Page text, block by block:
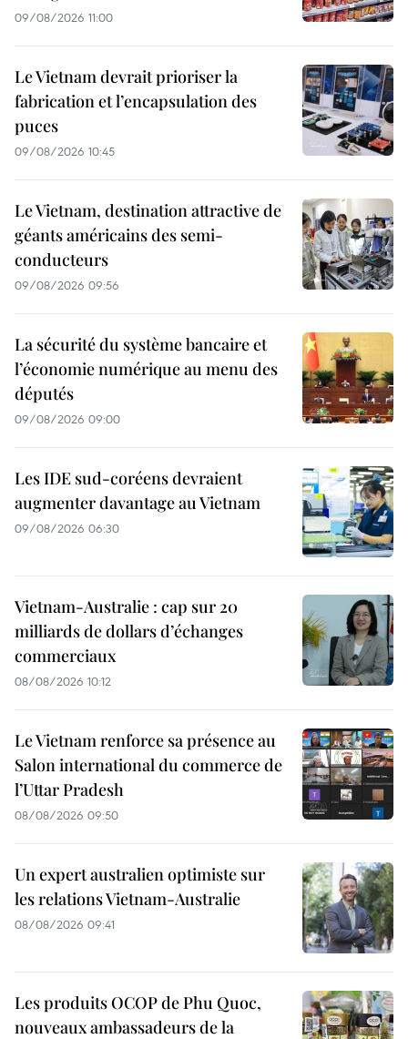
09/08/2026 11:00
Le Vietnam devrait prioriser la
fabrication et l’encapsulation des
puces
09/08/2026 10:45
Le Vietnam, destination attractive de
géants américains des semi-
conducteurs
09/08/2026 09:56
La sécurité du système bancaire et
l’économie numérique au menu des
députés
09/08/2026 09:00
Les IDE sud-coréens devraient
augmenter davantage au Vietnam
09/08/2026 06:30
Vietnam-Australie : cap sur 20
milliards de dollars d’échanges
commerciaux
08/08/2026 10:12
Le Vietnam renforce sa présence au
Salon international du commerce de
l’Uttar Pradesh
08/08/2026 09:50
Un expert australien optimiste sur
les relations Vietnam-Australie
08/08/2026 09:41
Les produits OCOP de Phu Quoc,
nouveaux ambassadeurs de la